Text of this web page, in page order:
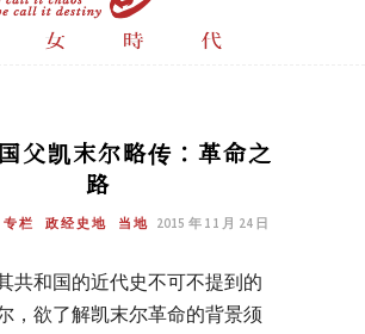
父凯末尔略传：革命之
路
专栏 政经史地 当地 2015 年 11 月 24 日
共和国的近代史不可不提到的
，欲了解凯末尔革命的背景须